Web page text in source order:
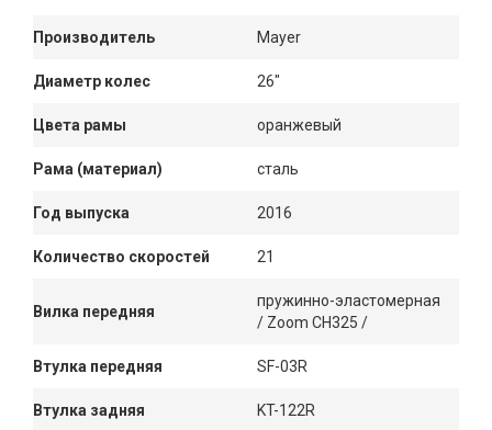
Производитель Mayer
Диаметр колес 26"
Цвета рамы оранжевый
Рама (материал) сталь
Год выпуска 2016
Количество скоростей 21
Вилка передняя
пружинно-эластомерная
/ Zoom CH325 /
Втулка передняя SF-03R
Втулка задняя
KT-122R